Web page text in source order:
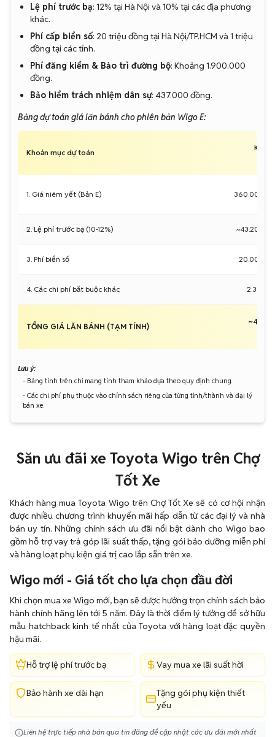
Lệ phí trước bạ: 12% tại Hà Nội và 10% tại các địa phương
khác.
Phí cấp biển số: 20 triệu đồng tại Hà Nội/TP.HCM và 1 triệu
đồng tại các tỉnh.
Phí đăng kiểm & Bảo trì đường bộ: Khoảng 1.900.000
đồng.
Bảo hiểm trách nhiệm dân sự: 437.000 đồng.
Bảng dự toán giá lăn bánh cho phiên bản Wigo E:
Khoản mục dự toán
KV I
1. Giá niêm yết (Bản E)
2. Lệ phí trước bạ (10-12%)
3. Phí biển số
4. Các chi phí bắt buộc khác
TỔNG GIÁ LĂN BÁNH (TẠM TÍNH)
Lưu ý:
- Bảng tính trên chỉ mang tính tham khảo dựa theo quy định chung.
- Các chi phí phụ thuộc vào chính sách riêng của từng tỉnh/thành và đại lý
bán xe.
Săn ưu đãi xe Toyota Wigo trên Chợ
Tốt Xe
Khách hàng mua Toyota Wigo trên Chợ Tốt Xe sẽ có cơ hội nhận
được nhiều chương trình khuyến mãi hấp dẫn từ các đại lý và nhà
bán uy tín. Những chính sách ưu đãi nổi bật dành cho Wigo bao
gồm hỗ trợ vay trả góp lãi suất thấp, tặng gói bảo dưỡng miễn phí
và hàng loạt phụ kiện giá trị cao lắp sẵn trên xe.
Wigo mới - Giá tốt cho lựa chọn đầu đời
Khi chọn mua xe Wigo mới, bạn sẽ được hưởng trọn chính sách bảo
hành chính hãng lên tới 5 năm. Đây là thời điểm lý tưởng để sở hữu
mẫu hatchback kinh tế nhất của Toyota với hàng loạt đặc quyền
hậu mãi.
Hỗ trợ lệ phí trước bạ Vay mua xe lãi suất hời
Bảo hành xe dài hạn
Tặng gói phụ kiện thiết
yếu
Liên hệ trực tiếp nhà bán qua tin đăng để cập nhật các ưu đãi mới nhất